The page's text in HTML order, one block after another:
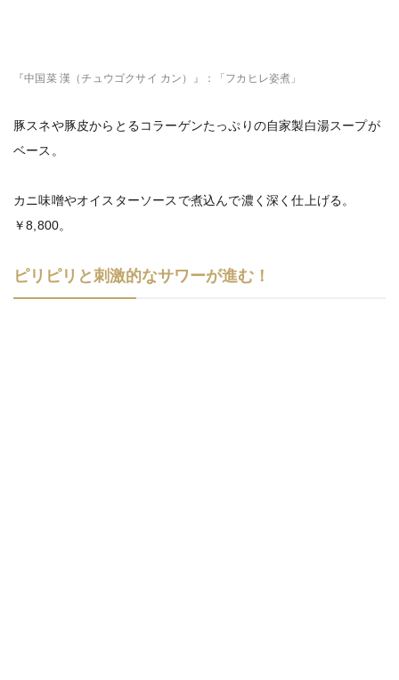
『中国菜 漢（チュウゴクサイ カン）』：「フカヒレ姿煮」
豚スネや豚皮からとるコラーゲンたっぷりの自家製白湯スープが
ベース。
カニ味噌やオイスターソースで煮込んで濃く深く仕上げる。
￥8,800。
ピリピリと刺激的なサワーが進む！